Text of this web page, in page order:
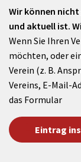
Wir können
und aktuell ist.
Wenn Sie Ihren
möchten, oder
Verein (z. B.
Vereins, E-Mail-
das Formular
Eintrag